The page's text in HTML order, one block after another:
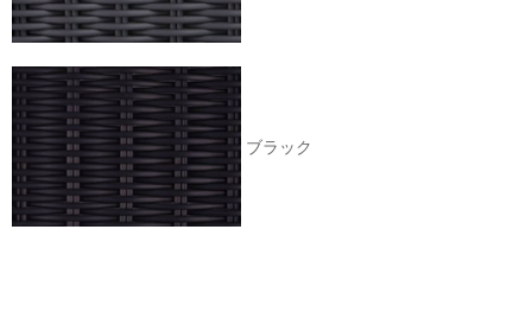
ブラック